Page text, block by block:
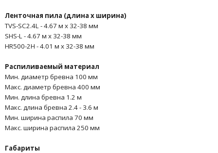
Ленточная пила (длина x ширина)
TVS-SC2.4L - 4.67 м x 32-38 мм
SHS-L - 4.67 м x 32-38 мм
HR500-2H - 4.01 м x 32-38 мм
Распиливаемый материал
Мин. диаметр бревна 100 мм
Макс. диаметр бревна 400 мм
Мин. длина бревна 1.2 м
Макс. длина бревна 2.4 - 3.6 м
Мин. ширина распила 70 мм
Макс. ширина распила 250 мм
Габариты